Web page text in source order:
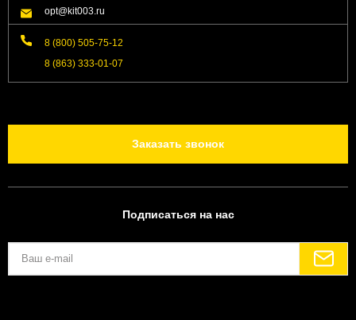
opt@kit003.ru
8 (800) 505-75-12
8 (863) 333-01-07
Заказать звонок
Подписаться на нас